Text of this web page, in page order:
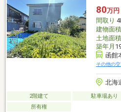
心に、暮らしやすい間取り設計です！
れ、自然と調和したスローライフを
み心地はぜひ現地でご体感ください。
80万円
間取り
建物面積
土地面積
築年月
函館
その他の交
北海
2階建て 駐車場あり
所有権